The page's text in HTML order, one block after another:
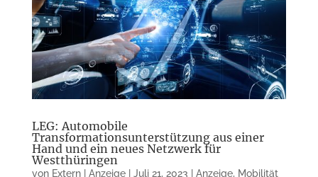
LEG: Automobile
Transformationsunterstützung aus einer
Hand und ein neues Netzwerk für
Westthüringen
von Extern | Anzeige| Juli 21, 2023 | Anzeige, Mobilität